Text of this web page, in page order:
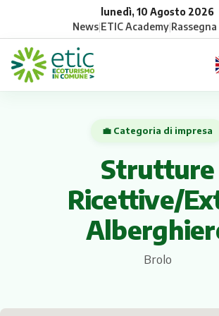
lunedì, 10 Agosto 2026
News|ETIC Academy|
💼 Categoria di impresa
Strutture
Ricettive/
Brolo